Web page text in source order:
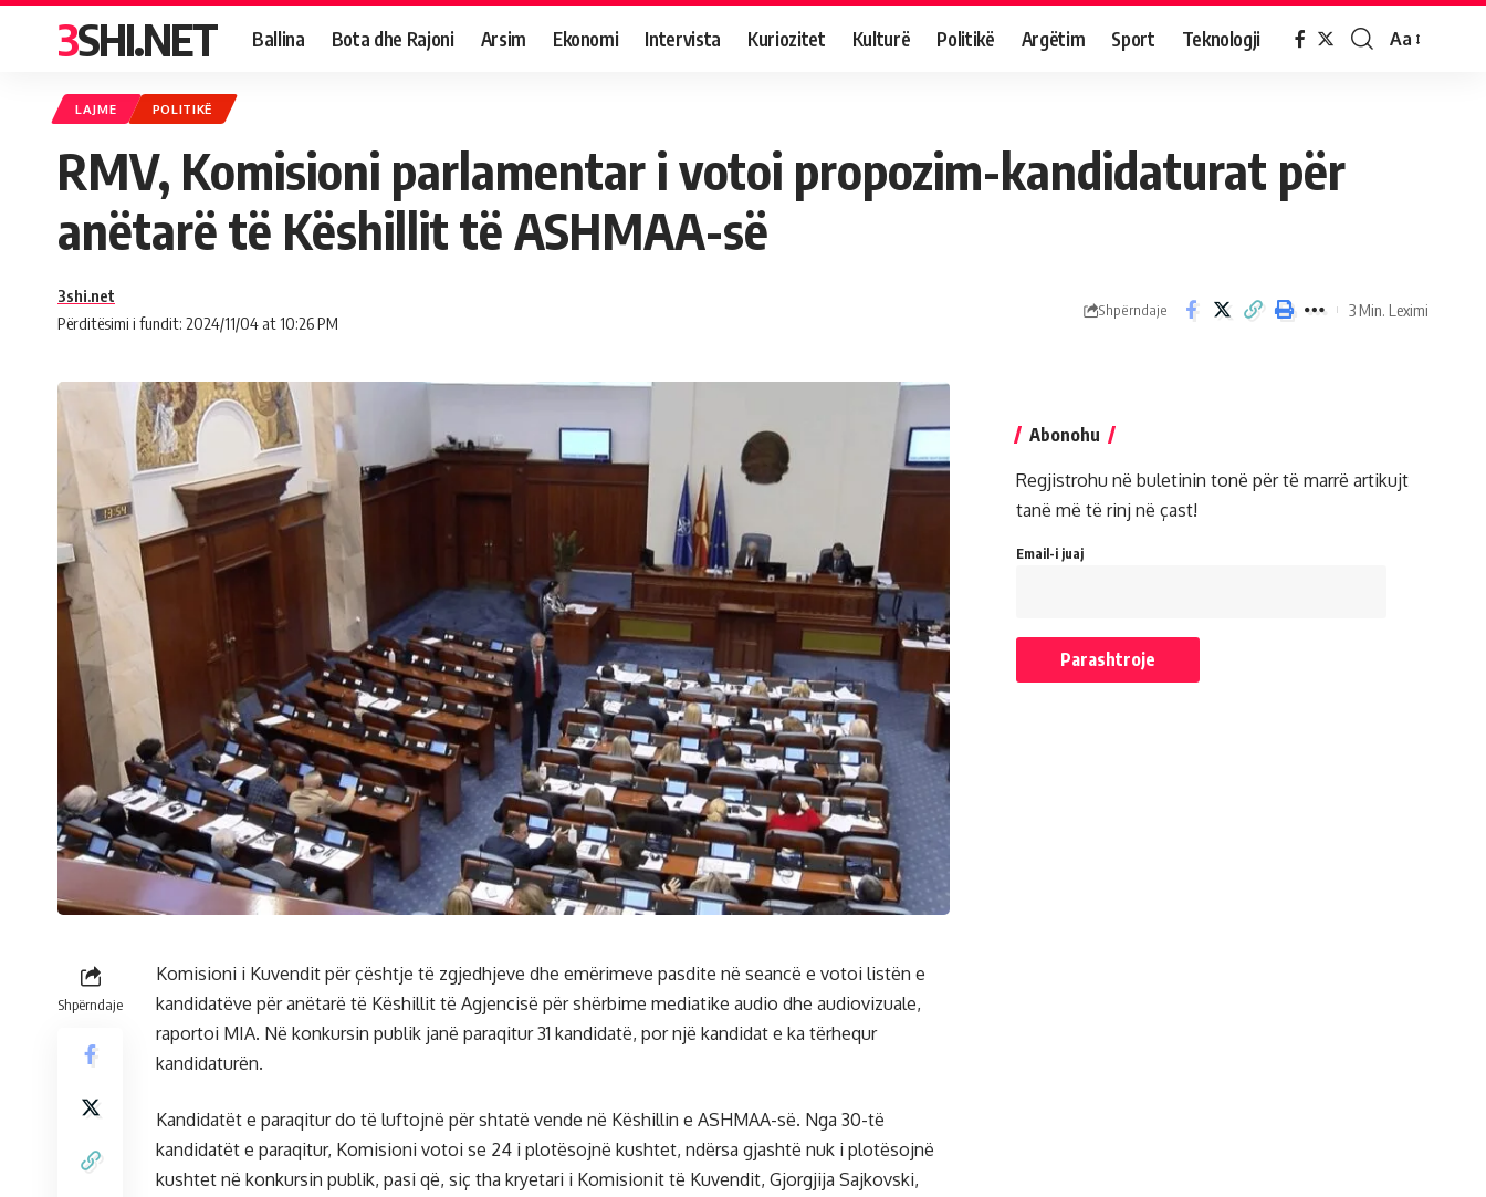
3SHI.NET Ballina Bota dhe Rajoni Arsim Ekonomi Intervista Kuriozitet Kulturë Politikë Argëtim Sport Teknologji Aa
LAJME POLITIKË
RMV, Komisioni parlamentar i votoi propozim-kandidaturat për
anëtarë të Këshillit të ASHMAA-së
Përditësimi i fundit: 2024/11/04 at 10:26 PM
3shi.net
Shpërndaje 3 Min. Leximi
Shpërndaje
Komisioni i Kuvendit për çështje të zgjedhjeve dhe emërimeve pasdite në seancë e votoi listën e
kandidatëve për anëtarë të Këshillit të Agjencisë për shërbime mediatike audio dhe audiovizuale,
raportoi MIA. Në konkursin publik janë paraqitur 31 kandidatë, por një kandidat e ka tërhequr
kandidaturën.
Kandidatët e paraqitur do të luftojnë për shtatë vende në Këshillin e ASHMAA-së. Nga 30-të
kandidatët e paraqitur, Komisioni votoi se 24 i plotësojnë kushtet, ndërsa gjashtë nuk i plotësojnë
kushtet në konkursin publik, pasi që, siç tha kryetari i Komisionit të Kuvendit, Gjorgjija Sajkovski,
Abonohu
Regjistrohu në buletinin tonë për të marrë artikujt
tanë më të rinj në çast!
Email-i juaj